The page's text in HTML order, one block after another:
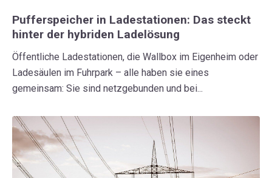
Pufferspeicher in Ladestationen: Das steckt
hinter der hybriden Ladelösung
Öffentliche Ladestationen, die Wallbox im Eigenheim oder
Ladesäulen im Fuhrpark – alle haben sie eines
gemeinsam: Sie sind netzgebunden und bei...